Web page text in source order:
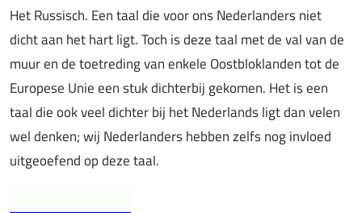
Het Russisch. Een taal die voor ons Nederlanders niet
dicht aan het hart ligt. Toch is deze taal met de val van de
muur en de toetreding van enkele Oostbloklanden tot de
Europese Unie een stuk dichterbij gekomen. Het is een
taal die ook veel dichter bij het Nederlands ligt dan velen
wel denken; wij Nederlanders hebben zelfs nog invloed
uitgeoefend op deze taal.